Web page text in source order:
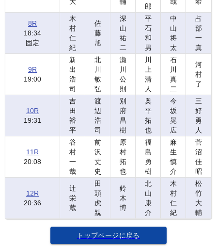
郎
8R
18:34
固定
木
村
仁
紀
佐
藤
旭
深
山
祐
二
平
石
和
男
中
山
将
太
占
部
一
真
9R
19:00
新
出
浩
司
北
川
敏
弘
瀬
川
公
則
川
上
清
人
石
川
真
二
河
村
了
10R
19:31
吉
田
裕
平
渡
辺
浩
司
別
府
昌
樹
奥
平
拓
也
今
坂
晃
広
三
好
勇
人
11 R
20:08
谷
村
一
哉
前
沢
丈
史
原
村
拓
也
福
島
勇
樹
麻
生
慎
介
菅
沼
佳
昭
12R
20:36
辻
栄
蔵
田
頭
虎
親
鈴
木
博
北
山
康
介
木
村
仁
紀
松
竹
大
輔
トップページに戻る